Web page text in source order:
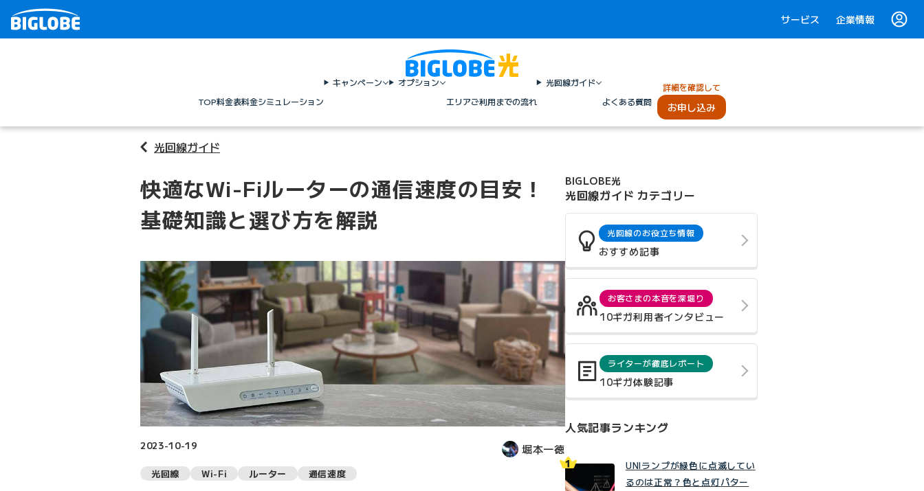
サービス 企業情報
TOP料金表料金シミュレーション
キャンペーン
オプション
エリアご利用までの流れ
光回線ガイド
よくある質問
詳細を確認して
お申し込み
光回線ガイド
快適なWi-Fiルーターの通信速度の目安！
基礎知識と選び方を解説
2023-10-19 堀本一徳
光回線 Wi-Fi ルーター 通信速度
BIGLOBE光
光回線ガイド カテゴリー
光回線のお役立ち情報
おすすめ記事
お客さまの本音を深堀り
10ギガ利用者インタビュー
ライターが徹底レポート
10ギガ体験記事
人気記事ランキング
UNIランプが緑色に点滅してい
るのは正常？色と点灯パター